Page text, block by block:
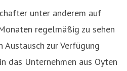
unter anderem auf
regelmäßig zu sehen
zur Verfügung
das Unternehmen aus Oyten